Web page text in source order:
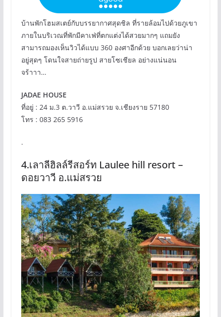
บ้านพักโฮมสเตย์กับบรรยากาศสุดชิล ที่รายล้อมไปด้วยภูเขา
ภายในบริเวณที่พักมีคาเฟ่ที่ตกแต่งได้สวยมากๆ แถมยัง
สามารถมองเห็นวิวได้แบบ 360 องศาอีกด้วย บอกเลยว่าน่า
อยู่สุดๆ โดนใจสายถ่ายรูป สายโซเชียล อย่างแน่นอน
จร้าาา…
JADAE HOUSE
ที่อยู่ : 24 ม.3 ต.วาวี อ.แม่สรวย จ.เชียงราย 57180
โทร : 083 265 5916
.
4.เลาลีฮิลล์รีสอร์ท Laulee hill resort –
ดอยวาวี อ.แม่สรวย